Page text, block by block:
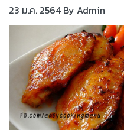
23 ม.ค. 2564 By Admin